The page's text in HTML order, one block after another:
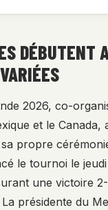
DÉBUTENT
2026, co-
et le Canada,
propre
le tournoi le jeudi
une victoire
présidente du